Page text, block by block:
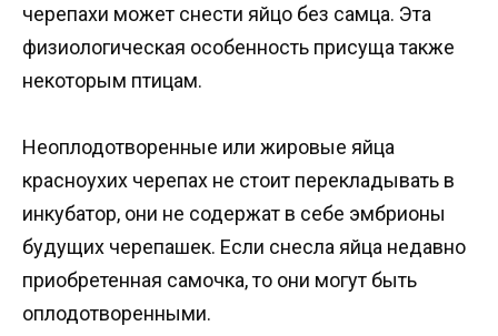
черепахи может снести яйцо без самца. Эта
физиологическая особенность присуща также
некоторым птицам.
Неоплодотворенные или жировые яйца
красноухих черепах не стоит перекладывать в
инкубатор, они не содержат в себе эмбрионы
будущих черепашек. Если снесла яйца недавно
приобретенная самочка, то они могут быть
оплодотворенными.